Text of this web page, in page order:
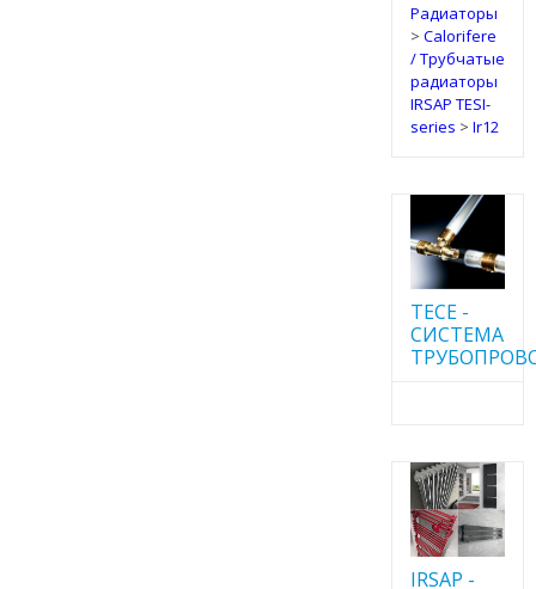
Радиаторы
> Calorifere
/ Трубчатые
радиаторы
IRSAP TESI-
series > Ir12
TECE -
CИСТЕМА
IRSAP -